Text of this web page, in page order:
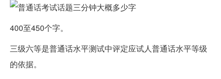
400至450个字。
三级六等是普通话水平测试中评定应试人普通话水平等级
的依据。